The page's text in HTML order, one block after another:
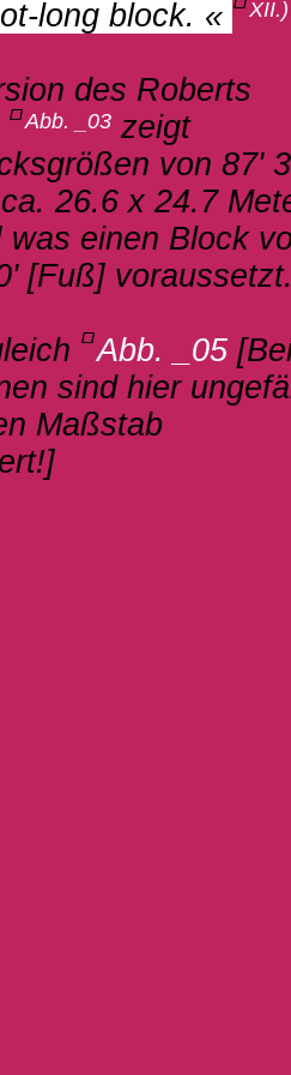
long block. «
des Roberts
Abb. _03 zeigt
von 87'
26.6 x 24.7
was einen Block
[Fuß]
Abb. _05
sind hier
Maßstab